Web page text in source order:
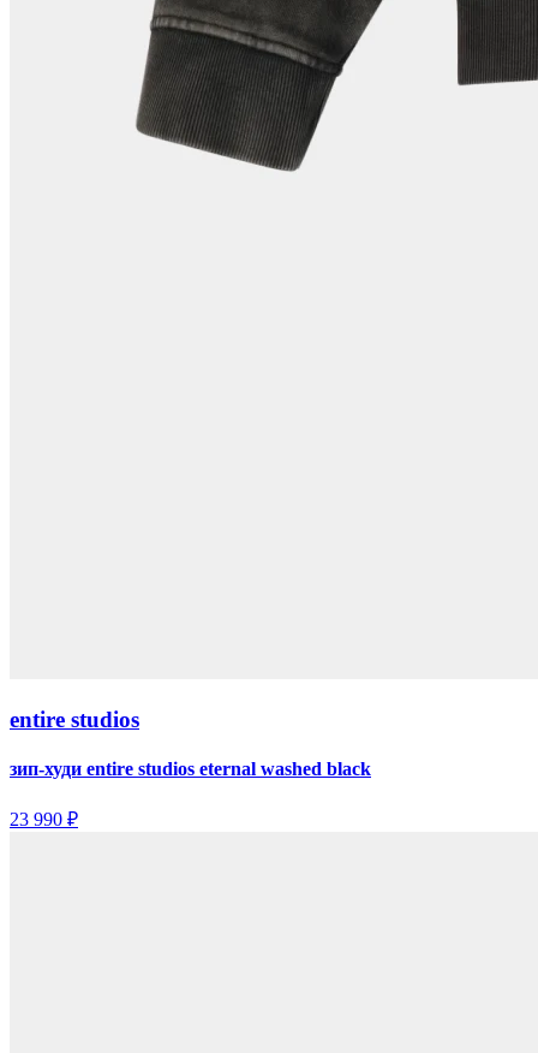
entire studios
зип-худи entire studios eternal washed black
23 990 ₽